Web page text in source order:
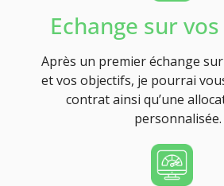
Echange sur
Après un premier échange
et vos objectifs, je pourrai
contrat ainsi qu’une
personnalisée.